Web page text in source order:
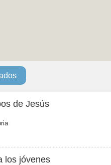
de Jesús
los jóvenes